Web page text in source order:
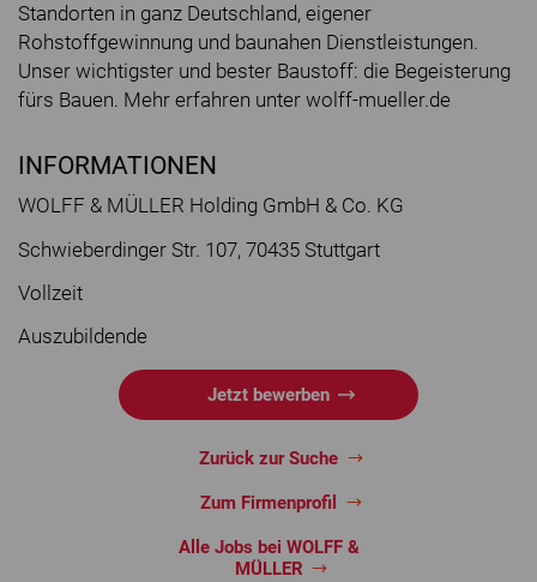
Standorten in ganz Deutschland, eigener
Rohstoffgewinnung und baunahen Dienstleistungen.
Unser wichtigster und bester Baustoff: die Begeisterung
fürs Bauen. Mehr erfahren unter wolff-mueller.de
INFORMATIONEN
WOLFF & MÜLLER Holding GmbH & Co. KG
Schwieberdinger Str. 107, 70435 Stuttgart
Vollzeit
Auszubildende
Jetzt bewerben
Zurück zur Suche
Zum Firmenprofil
Alle Jobs bei WOLFF &
MÜLLER